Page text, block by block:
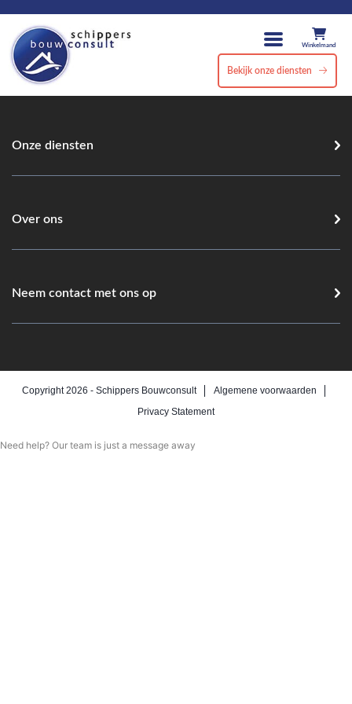
Winkelmand
Bekijk onze diensten
Onze diensten
Over ons
Neem contact met ons op
Copyright 2026 - Schippers Bouwconsult
Algemene voorwaarden
Privacy Statement
Need help? Our team is just a message away